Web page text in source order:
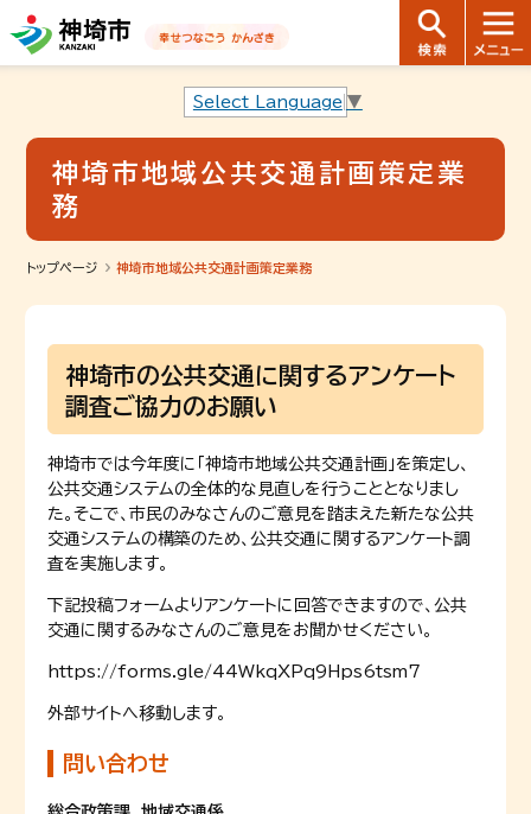
音声読み上げ用ナビゲーションです。
本文へ移動します
ページ最後（フッター）へ移動します
音声読み上げ用ナビゲーションはここまでです。
Select Language ▼
神埼市地域公共交通計画策定業
務
トップページ 神埼市地域公共交通計画策定業務
神埼市の公共交通に関するアンケート
調査ご協力のお願い
神埼市では今年度に「神埼市地域公共交通計画」を策定し、
公共交通システムの全体的な見直しを行うこととなりまし
た。そこで、市民のみなさんのご意見を踏まえた新たな公共
交通システムの構築のため、公共交通に関するアンケート調
査を実施します。
下記投稿フォームよりアンケートに回答できますので、公共
交通に関するみなさんのご意見をお聞かせください。
https://forms.gle/44WkqXPq9Hps6tsm7
外部サイトへ移動します。
問い合わせ